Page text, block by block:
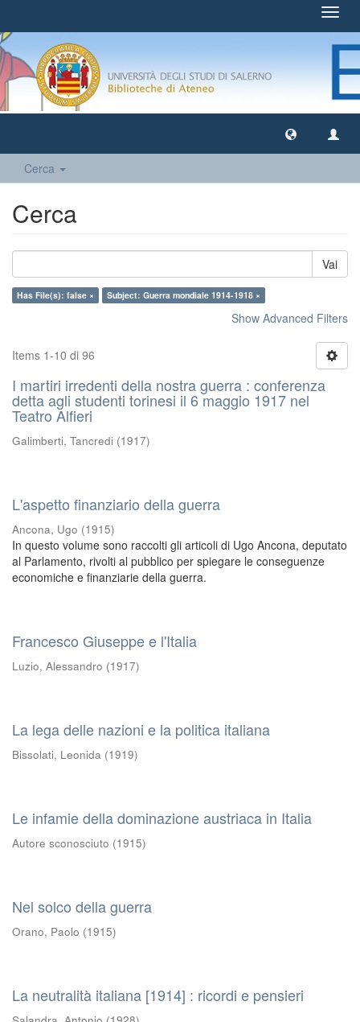
Cerca
Cerca
Vai
Has File(s): false × Subject: Guerra mondiale 1914-1918 ×
Show Advanced Filters
Items 1-10 di 96
I martiri irredenti della nostra guerra : conferenza
detta agli studenti torinesi il 6 maggio 1917 nel
Teatro Alfieri
Galimberti, Tancredi (1917)
L'aspetto finanziario della guerra
Ancona, Ugo (1915)
In questo volume sono raccolti gli articoli di Ugo Ancona, deputato
al Parlamento, rivolti al pubblico per spiegare le conseguenze
economiche e finanziarie della guerra.
Francesco Giuseppe e l'Italia
Luzio, Alessandro (1917)
La lega delle nazioni e la politica italiana
Bissolati, Leonida (1919)
Le infamie della dominazione austriaca in Italia
Autore sconosciuto (1915)
Nel solco della guerra
Orano, Paolo (1915)
La neutralità italiana [1914] : ricordi e pensieri